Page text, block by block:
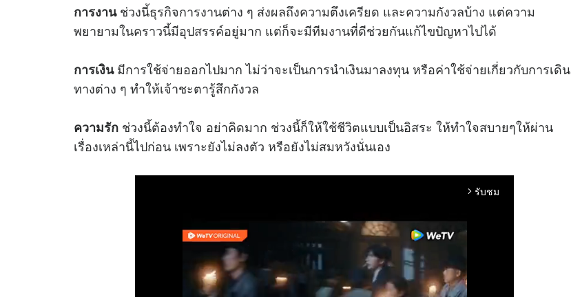
การงานช่วงนี้ธุรกิจการงานต่าง ๆ ส่งผลถึงความตึงเครียด และความกังวลบ้าง แต่ความ
พยายามในคราวนี้มีอุปสรรค์อยู่มาก แต่ก็จะมีทีมงานที่ดีช่วยกันแก้ไขปัญหาไปได้
การเงินมีการใช้จ่ายออกไปมาก ไม่ว่าจะเป็นการนำเงินมาลงทุน หรือค่าใช้จ่ายเกี่ยวกับการเดิน
ทางต่าง ๆ ทำให้เจ้าชะตารู้สึกกังวล
ความรัก ช่วงนี้ต้องทำใจ อย่าคิดมาก ช่วงนี้ก็ให้ใช้ชีวิตแบบเป็นอิสระ ให้ทำใจสบายๆให้ผ่าน
เรื่องเหล่านี้ไปก่อน เพราะยังไม่ลงตัว หรือยังไม่สมหวังนั่นเอง
arrow_forward_ios รับชม